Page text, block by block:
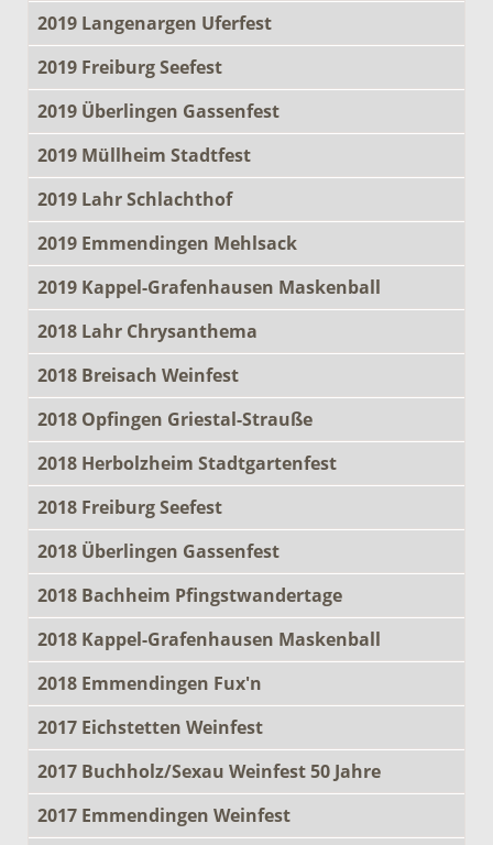
2019 Langenargen Uferfest
2019 Freiburg Seefest
2019 Überlingen Gassenfest
2019 Müllheim Stadtfest
2019 Lahr Schlachthof
2019 Emmendingen Mehlsack
2019 Kappel-Grafenhausen Maskenball
2018 Lahr Chrysanthema
2018 Breisach Weinfest
2018 Opfingen Griestal-Strauße
2018 Herbolzheim Stadtgartenfest
2018 Freiburg Seefest
2018 Überlingen Gassenfest
2018 Bachheim Pfingstwandertage
2018 Kappel-Grafenhausen Maskenball
2018 Emmendingen Fux'n
2017 Eichstetten Weinfest
2017 Buchholz/Sexau Weinfest 50 Jahre
2017 Emmendingen Weinfest